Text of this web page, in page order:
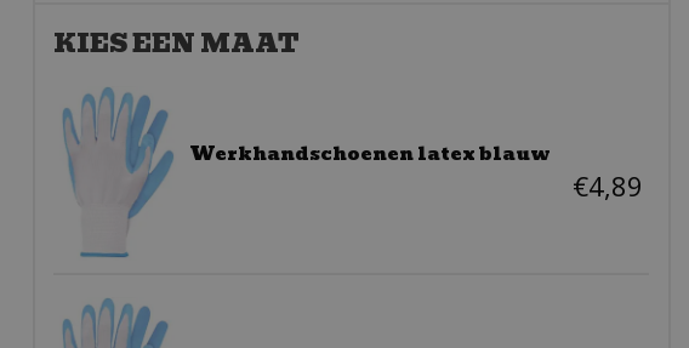
KIES EEN MAAT
Werkhandschoenen latex blauw
€4,89